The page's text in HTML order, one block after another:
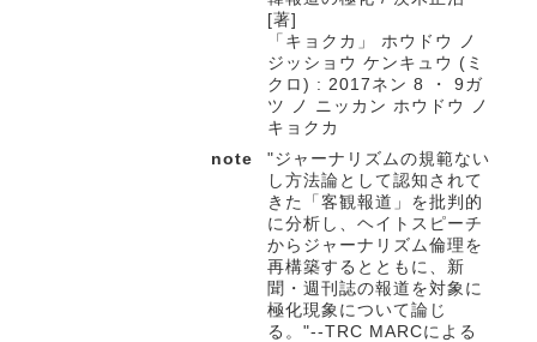
[著]
「キョクカ」 ホウドウ ノ
ジッショウ ケンキュウ (ミ
クロ) : 2017ネン 8 ・ 9ガ
ツ ノ ニッカン ホウドウ ノ
キョクカ
note
"ジャーナリズムの規範ない
し方法論として認知されて
きた「客観報道」を批判的
に分析し、ヘイトスピーチ
からジャーナリズム倫理を
再構築するとともに、新
聞・週刊誌の報道を対象に
極化現象について論じ
る。"--TRC MARCによる